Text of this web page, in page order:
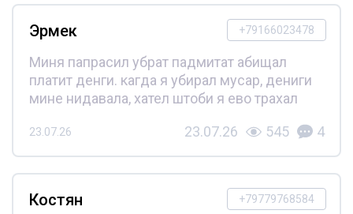
+79166023478
Эрмек
Миня папрасил убрат падмитат абищал
платит денги. кагда я убирал мусар, дениги
мине нидавала, хател штоби я ево трахал
23.07.26 23.07.26 545 4
+79779768584
Костян